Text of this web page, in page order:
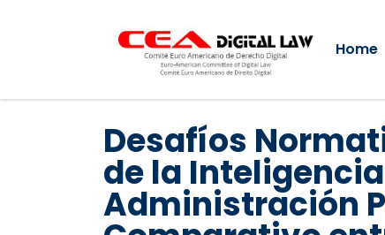
Home
Desafíos
de la
Administración